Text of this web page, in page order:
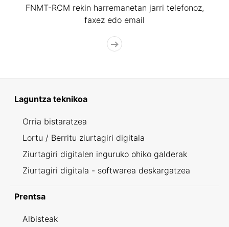
FNMT-RCM rekin harremanetan jarri telefonoz,
faxez edo email
Laguntza teknikoa
Orria bistaratzea
Lortu / Berritu ziurtagiri digitala
Ziurtagiri digitalen inguruko ohiko galderak
Ziurtagiri digitala - softwarea deskargatzea
Prentsa
Albisteak